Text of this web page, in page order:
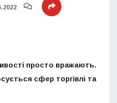
просто вражають.
сфер торгівлі та